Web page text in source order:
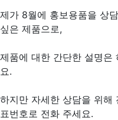
제가 8월에 홍보용품을 상
싶은 제품으로,
제품에 대한 간단한 설명은
요.
하지만 자세한 상담을 위해
표번호로 전화 주세요.